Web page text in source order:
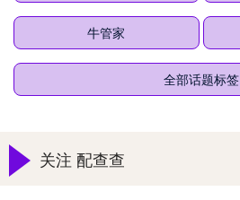
牛管家
全部话题标签
关注 配查查